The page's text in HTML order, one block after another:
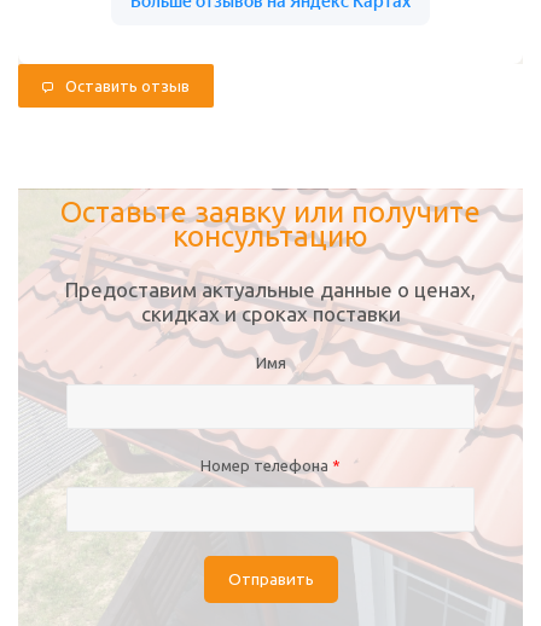
Оставить отзыв
Оставьте заявку или получите
консультацию
Предоставим актуальные данные о ценах,
скидках и сроках поставки
Имя
Номер телефона *
Отправить